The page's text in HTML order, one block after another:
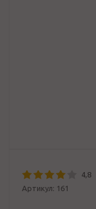
4,8
Артикул: 161